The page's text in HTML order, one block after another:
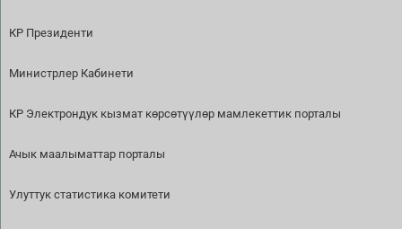
КР Президенти
Министрлер Кабинети
КР Электрондук кызмат көрсөтүүлөр мамлекеттик порталы
Ачык маалыматтар порталы
Улуттук статистика комитети